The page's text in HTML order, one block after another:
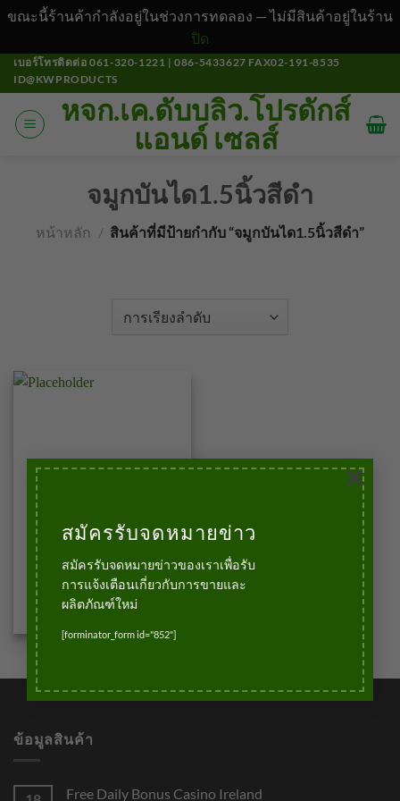
สมัครรับจดหมายข่าว
สมัครรับจดหมายข่าวของเราเพื่อรับ
การแจ้งเตือนเกี่ยวกับการขายและ
ผลิตภัณฑ์ใหม่
[forminator_form id="852"]
×
ขณะนี้ร้านค้ากำลังอยู่ในช่วงการทดลอง — ไม่มีสินค้าอยู่ในร้าน
ปิด
ข้าม
ไป
เนื้อหา
เบอร์โทรติดต่อ 061-320-1221 | 086-5433627 FAX02-191-8535
ID@KWPRODUCTS
หจก.เค.ดับบลิว.โปรดักส์
แอนด์ เซลส์
จมูกบันได1.5นิ้วสีดำ
หน้าหลัก / สินค้าที่มีป้ายกำกับ “จมูกบันได1.5นิ้วสีดำ”
จมูกบันได
จมูกบันไดพีวีซี N-15
49.00
หยิบใส่ตะกร้า
ข้อมูลสินค้า
Free Daily Bonus Casino Ireland